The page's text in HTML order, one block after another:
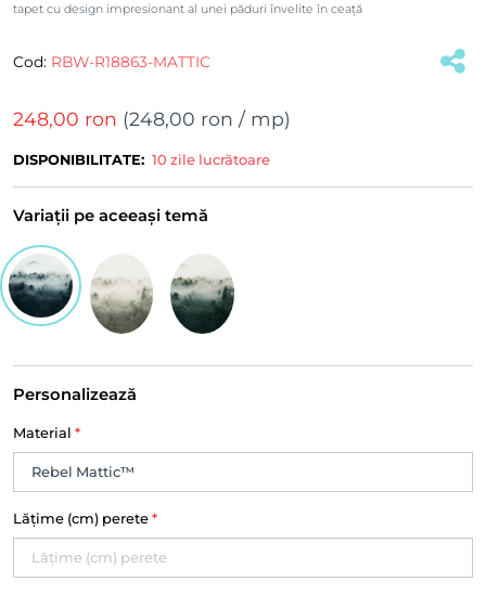
tapet cu design impresionant al unei păduri învelite în ceață
Cod: RBW-R18863-MATTIC
248,00 ron (248,00 ron / mp)
DISPONIBILITATE: 10 zile lucrătoare
Variații pe aceeași temă
Personalizează
Material *
Lățime (cm) perete *